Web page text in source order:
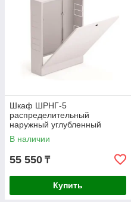
Шкаф ШРНГ-5
распределительный
наружный углубленный
(смесительные узлы входят)
В наличии
55 550 ₸
Купить